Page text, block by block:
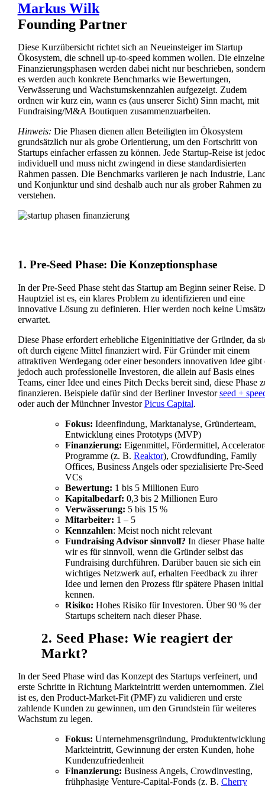
Markus Wilk
Founding Partner
Diese Kurzübersicht richtet sich an Neueinsteiger im Startup
Ökosystem, die schnell up-to-speed kommen wollen. Die
Finanzierungsphasen werden dabei nicht nur beschrieben, sondern
es werden auch konkrete Benchmarks wie Bewertungen,
Verwässerung und Wachstumskennzahlen aufgezeigt. Zudem
ordnen wir kurz ein, wann es (aus unserer Sicht) Sinn macht, mit
Fundraising/M&A Boutiquen zusammenzuarbeiten.
Hinweis: Die Phasen dienen allen Beteiligten im Ökosystem
grundsätzlich nur als grobe Orientierung, um den Fortschritt von
Startups einfacher erfassen zu können. Jede Startup-Reise ist
individuell und muss nicht zwingend in diese standardisierten
Rahmen passen. Die Benchmarks variieren je nach Industrie,
und Konjunktur und sind deshalb auch nur als grober Rahmen zu
verstehen.
1. Pre-Seed Phase: Die Konzeptionsphase
In der Pre-Seed Phase steht das Startup am Beginn seiner Reise.
Hauptziel ist es, ein klares Problem zu identifizieren und eine
innovative Lösung zu definieren. Hier werden noch keine
erwartet.
Diese Phase erfordert erhebliche Eigeninitiative der Gründer, da
oft durch eigene Mittel finanziert wird. Für Gründer mit einem
attraktiven Werdegang oder einer besonders innovativen Idee gibt
jedoch auch professionelle Investoren, die allein auf Basis eines
Teams, einer Idee und eines Pitch Decks bereit sind, diese Phase
finanzieren. Beispiele dafür sind der Berliner Investorseed +
oder auch der Münchner InvestorPicus Capital.
Fokus: Ideenfindung, Marktanalyse, Gründerteam,
Entwicklung eines Prototyps (MVP)
Finanzierung: Eigenmittel, Fördermittel,
Programme (z. B. Reaktor), Crowdfunding, Family
Offices, Business Angels oder spezialisierte Pre-Seed
VCs
Bewertung: 1 bis 5 Millionen Euro
Kapitalbedarf: 0,3 bis 2 Millionen Euro
Verwässerung: 5 bis 15 %
Mitarbeiter: 1 – 5
Kennzahlen: Meist noch nicht relevant
Fundraising Advisor sinnvoll? In dieser Phase
wir es für sinnvoll, wenn die Gründer selbst das
Fundraising durchführen. Darüber bauen sie sich ein
wichtiges Netzwerk auf, erhalten Feedback zu ihrer
Idee und lernen den Prozess für spätere Phasen initial
kennen.
Risiko: Hohes Risiko für Investoren. Über 90 % der
Startups scheitern nach dieser Phase.
2. Seed Phase: Wie reagiert der
Markt?
In der Seed Phase wird das Konzept des Startups verfeinert, und
erste Schritte in Richtung Markteintritt werden unternommen. Ziel
ist es, den Product-Market-Fit (PMF) zu validieren und erste
zahlende Kunden zu gewinnen, um den Grundstein für weiteres
Wachstum zu legen.
Fokus: Unternehmensgründung,
Markteintritt, Gewinnung der ersten Kunden, hohe
Kundenzufriedenheit
Finanzierung: Business Angels, Crowdinvesting,
frühphasige Venture-Capital-Fonds (z. B. Cherry